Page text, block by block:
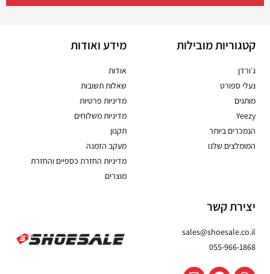
קטגוריות מובילות
ג׳ורדן
נעלי ספורט
מותגים
Yeezy
הנמכרים ביותר
המומלצים שלנו
מידע ואודות
אודות
שאלות תשובות
מדיניות פרטיות
מדיניות משלוחים
תקנון
מעקב הזמנה
מדיניות החזרת כספיים והחזרת
מוצרים
יצירת קשר
sales@shoesale.co.il
055-966-1868